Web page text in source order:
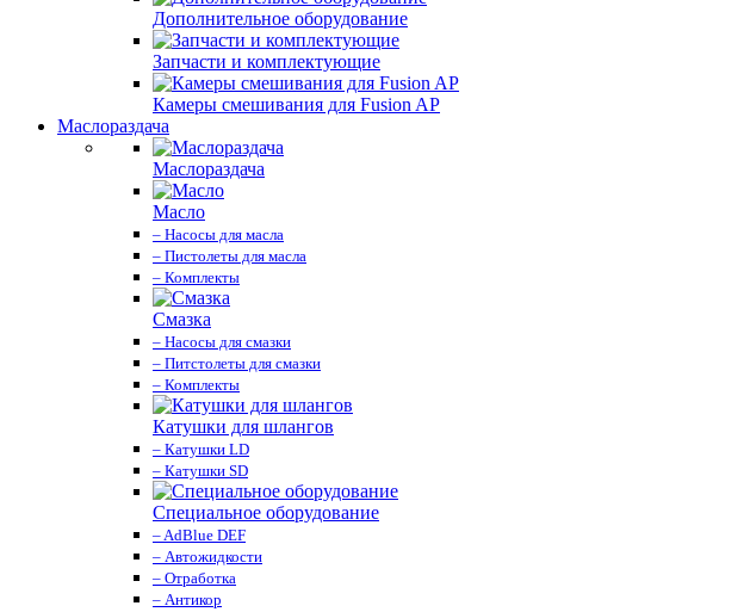
Дополнительное оборудование
Запчасти и комплектующие
Камеры смешивания для Fusion AP
Маслораздача
Маслораздача
Масло
– Насосы для масла
– Пистолеты для масла
– Комплекты
Смазка
– Насосы для смазки
– Питстолеты для смазки
– Комплекты
Катушки для шлангов
– Катушки LD
– Катушки SD
Специальное оборудование
– AdBlue DEF
– Автожидкости
– Отработка
– Антикор